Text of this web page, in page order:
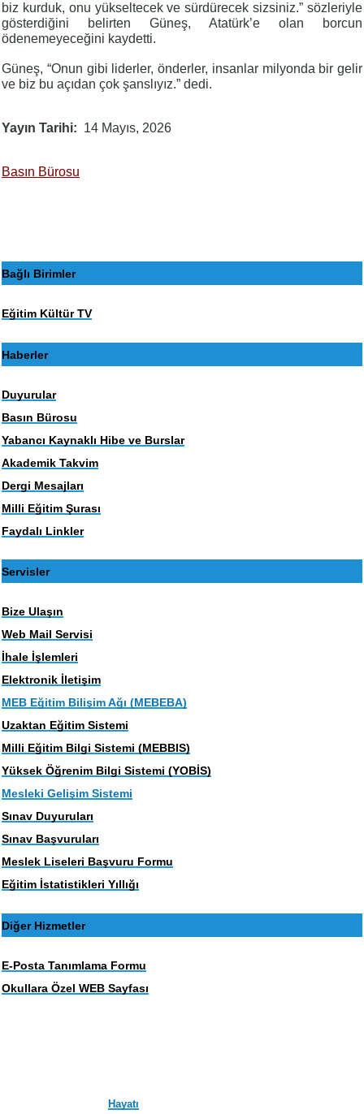
biz kurduk, onu yükseltecek ve sürdürecek sizsiniz.” sözleriyle
gösterdiğini belirten Güneş, Atatürk’e olan borcun
ödenemeyeceğini kaydetti.
Güneş, “Onun gibi liderler, önderler, insanlar milyonda bir gelir
ve biz bu açıdan çok şanslıyız.” dedi.
Yayın Tarihi 14 Mayıs, 2026
Basın Bürosu
Bağlı Birimler
Eğitim Kültür TV
Haberler
Duyurular
Basın Bürosu
Yabancı Kaynaklı Hibe ve Burslar
Akademik Takvim
Dergi Mesajları
Milli Eğitim Şurası
Faydalı Linkler
Servisler
Bize Ulaşın
Web Mail Servisi
İhale İşlemleri
Elektronik İletişim
MEB Eğitim Bilişim Ağı (MEBEBA)
Uzaktan Eğitim Sistemi
Milli Eğitim Bilgi Sistemi (MEBBIS)
Yüksek Öğrenim Bilgi Sistemi (YOBİS)
Mesleki Gelişim Sistemi
Sınav Duyuruları
Sınav Başvuruları
Meslek Liseleri Başvuru Formu
Eğitim İstatistikleri Yıllığı
Diğer Hizmetler
E-Posta Tanımlama Formu
Okullara Özel WEB Sayfası
Hayatı